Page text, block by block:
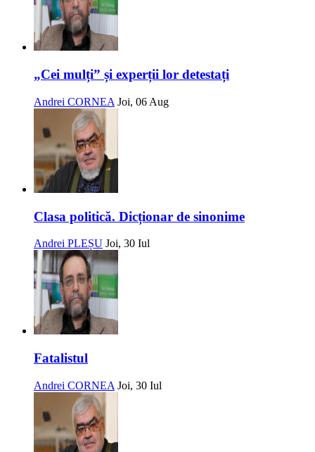
„Cei mulți” și experții lor detestați
Andrei CORNEA Joi, 06 Aug
Clasa politică. Dicționar de sinonime
Andrei PLEȘU Joi, 30 Iul
Fatalistul
Andrei CORNEA Joi, 30 Iul